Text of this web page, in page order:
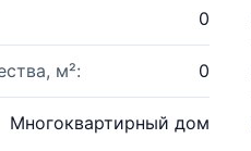
0
м²: 0
Многоквартирный дом